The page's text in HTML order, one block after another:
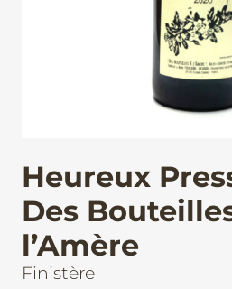
Heureux
Des
l’Amère
Finistère